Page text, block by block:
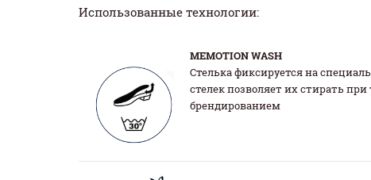
Использованные технологии:
MEMOTION WASH
Стелька фиксируется на
стелек позволяет их стирать
брендированием